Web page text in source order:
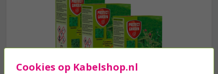
Cookies op Kabelshop.nl